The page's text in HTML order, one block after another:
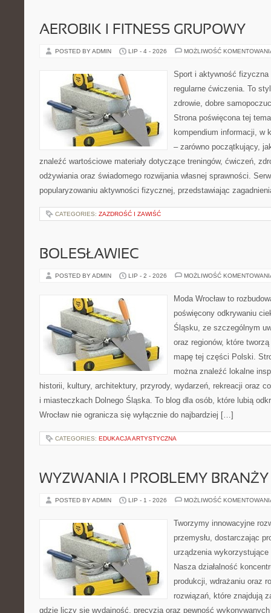
AEROBIK I FITNESS GRUPOWY
POSTED BY ADMIN LIP - 4 - 2026 MOŻLIWOŚĆ
Sport i aktywność
regularne ćwiczenia. To
zdrowie, dobre
Strona poświęcona tej
kompendium informacji, w
– zarówno początkujący,
znaleźć wartościowe materiały dotyczące treningów, ćwiczeń,
odżywiania oraz świadomego rozwijania własnej sprawności.
popularyzowaniu aktywności fizycznej, przedstawiając
CATEGORIES: ZAZDROŚĆ I ZAWIŚĆ
BOLESŁAWIEC
POSTED BY ADMIN LIP - 2 - 2026 MOŻLIWOŚĆ
Moda Wrocław to
poświęcony odkrywaniu
Śląsku, ze szczególnym
oraz regionów, które
mapę tej części Polski.
można znaleźć lokalne
historii, kultury, architektury, przyrody, wydarzeń, rekreacji oraz
i miasteczkach Dolnego Śląska. To blog dla osób, które lubią
Wrocław nie ogranicza się wyłącznie do najbardziej […]
CATEGORIES: EDUKACJA ARTYSTYCZNA
WYZWANIA I PROBLEMY BRANŻY
POSTED BY ADMIN LIP - 1 - 2026 MOŻLIWOŚĆ
Tworzymy innowacyjne
przemysłu, dostarczając
urządzenia
Nasza działalność
produkcji, wdrażaniu oraz
rozwiązań, które znajdują
gdzie liczy się wydajność, precyzja oraz pewność